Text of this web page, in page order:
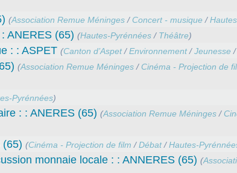
(Association Remue Méninges/ Concert - musique/
ANERES (65) (Hautes-Pyrénnées/ Théâtre)
: : ASPET (Canton d’Aspet/Environnement/Jeunesse/
(Association Remue Méninges/ Cinéma - Projection de
Pyrénnées)
: : ANERES (65) (Association Remue Méninges/
(65) (Cinéma - Projection de film /Débat/Hautes-
monnaie locale : : ANNERES (65) (